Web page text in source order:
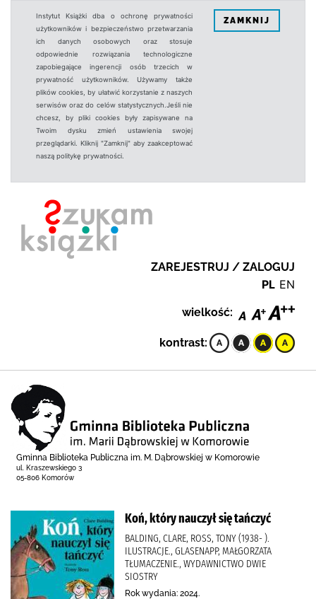
Instytut Książki dba o ochronę prywatności
użytkowników i bezpieczeństwo przetwarzania
ich danych osobowych oraz stosuje
odpowiednie rozwiązania technologiczne
zapobiegające ingerencji osób trzecich w
prywatność użytkowników. Używamy także
plików cookies, by ułatwić korzystanie z naszych
serwisów oraz do celów statystycznych.Jeśli nie
chcesz, by pliki cookies były zapisywane na
Twoim dysku zmień ustawienia swojej
przeglądarki. Kliknij "Zamknij" aby zaakceptować
naszą politykę prywatności.
ZAMKNIJ
ZAREJESTRUJ / ZALOGUJ
PL EN
wielkość:
kontrast:
Gminna Biblioteka Publiczna im. M. Dąbrowskiej w Komorowie
ul. Kraszewskiego 3
05-806 Komorów
Koń, który nauczył się tańczyć
BALDING, CLARE, ROSS, TONY (1938- ).
ILUSTRACJE., GLASENAPP, MAŁGORZATA
TŁUMACZENIE., WYDAWNICTWO DWIE
SIOSTRY
Rok wydania: 2024.